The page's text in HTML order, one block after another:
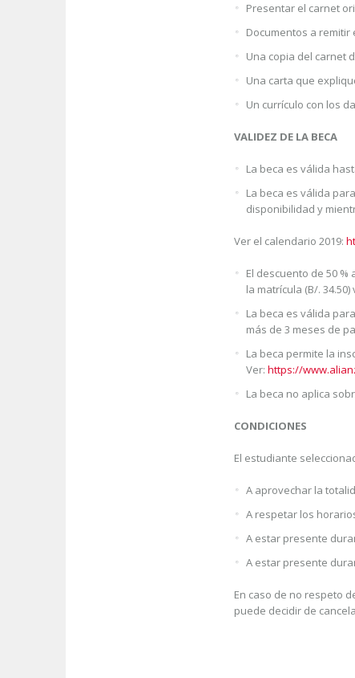
Presentar el carnet
Documentos a
Una copia del carnet
Una carta que
Un currículo con los
VALIDEZ DE LA BECA
La beca es válida
La beca es válida
disponibilidad y
Ver el calendario 2019:
El descuento de 50
la matrícula (B/.
La beca es válida
más de 3 meses de
La beca permite la
Ver: https://
La beca no aplica
CONDICIONES
El estudiante
A aprovechar la
A respetar los
A estar presente
A estar presente
En caso de no respeto
puede decidir de